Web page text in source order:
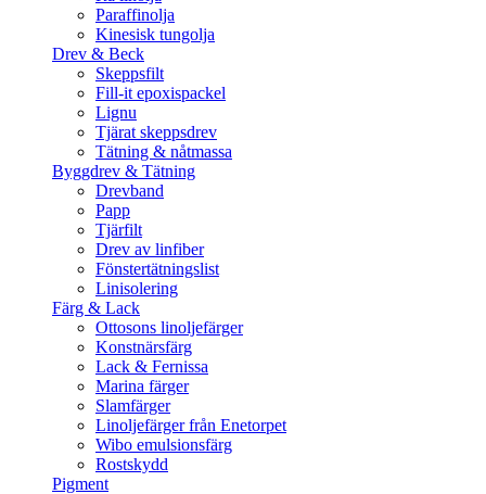
Paraffinolja
Kinesisk tungolja
Drev & Beck
Skeppsfilt
Fill-it epoxispackel
Lignu
Tjärat skeppsdrev
Tätning & nåtmassa
Byggdrev & Tätning
Drevband
Papp
Tjärfilt
Drev av linfiber
Fönstertätningslist
Linisolering
Färg & Lack
Ottosons linoljefärger
Konstnärsfärg
Lack & Fernissa
Marina färger
Slamfärger
Linoljefärger från Enetorpet
Wibo emulsionsfärg
Rostskydd
Pigment